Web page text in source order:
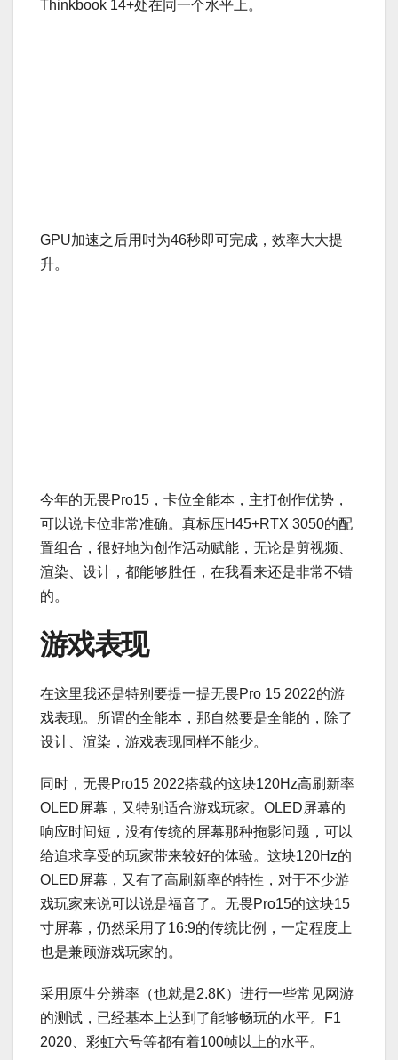
Thinkbook 14+处在同一个水平上。
GPU加速之后用时为46秒即可完成，效率大大提
升。
今年的无畏Pro15，卡位全能本，主打创作优势，
可以说卡位非常准确。真标压H45+RTX 3050的配
置组合，很好地为创作活动赋能，无论是剪视频、
渲染、设计，都能够胜任，在我看来还是非常不错
的。
游戏表现
在这里我还是特别要提一提无畏Pro 15 2022的游
戏表现。所谓的全能本，那自然要是全能的，除了
设计、渲染，游戏表现同样不能少。
同时，无畏Pro15 2022搭载的这块120Hz高刷新率
OLED屏幕，又特别适合游戏玩家。OLED屏幕的
响应时间短，没有传统的屏幕那种拖影问题，可以
给追求享受的玩家带来较好的体验。这块120Hz的
OLED屏幕，又有了高刷新率的特性，对于不少游
戏玩家来说可以说是福音了。无畏Pro15的这块15
寸屏幕，仍然采用了16:9的传统比例，一定程度上
也是兼顾游戏玩家的。
采用原生分辨率（也就是2.8K）进行一些常见网游
的测试，已经基本上达到了能够畅玩的水平。F1
2020、彩虹六号等都有着100帧以上的水平。